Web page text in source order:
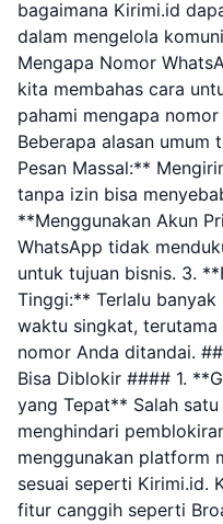
bagaimana Kirimi.id
dalam mengelola
Mengapa Nomor
kita membahas cara
pahami mengapa
Beberapa alasan umum
Pesan Massal:**
tanpa izin bisa
**Menggunakan Akun
WhatsApp tidak
untuk tujuan bisnis. 3.
Tinggi:** Terlalu
waktu singkat,
nomor Anda ditandai.
Bisa Diblokir #### 1.
yang Tepat** Salah
menghindari
menggunakan platform
sesuai seperti Kirimi.id.
fitur canggih seperti